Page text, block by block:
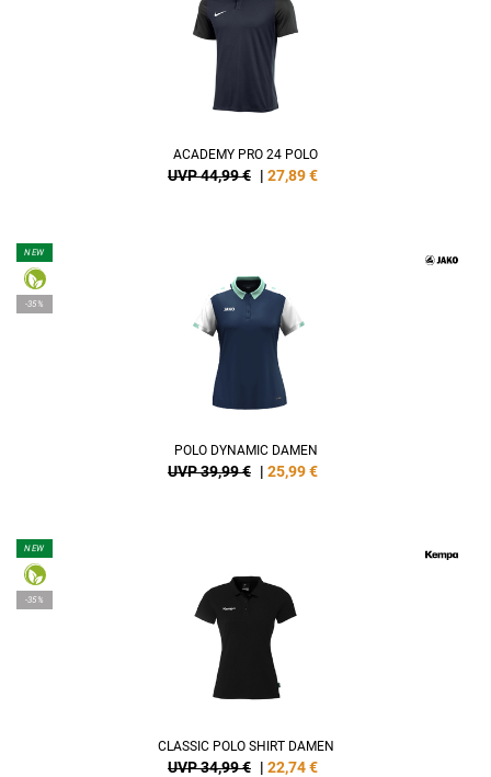
ACADEMY PRO 24 POLO
UVP 44,99 € | 27,89€
NEW
-35%
POLO DYNAMIC DAMEN
UVP 39,99 € | 25,99€
NEW
-35%
CLASSIC POLO SHIRT DAMEN
UVP 34,99 € | 22,74€